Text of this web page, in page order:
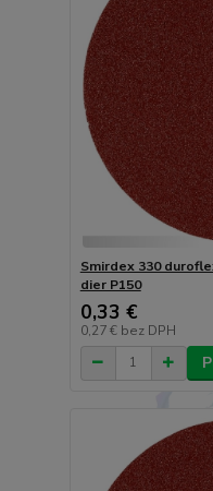
Smirdex 330
dier P150
0,33 €
0,27 € bez DPH